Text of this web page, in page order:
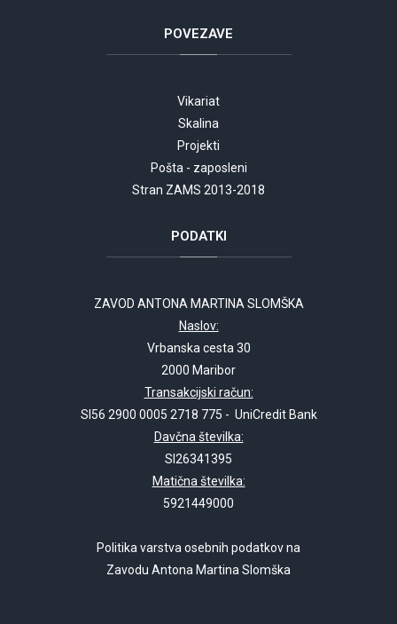
POVEZAVE
Vikariat
Skalina
Projekti
Pošta - zaposleni
Stran ZAMS 2013-2018
PODATKI
ZAVOD ANTONA MARTINA SLOMŠKA
Naslov:
Vrbanska cesta 30
2000 Maribor
Transakcijski račun:
SI56 2900 0005 2718 775 - UniCredit Bank
Davčna številka:
SI26341395
Matična številka:
5921449000
Politika varstva osebnih podatkov na
Zavodu Antona Martina Slomška